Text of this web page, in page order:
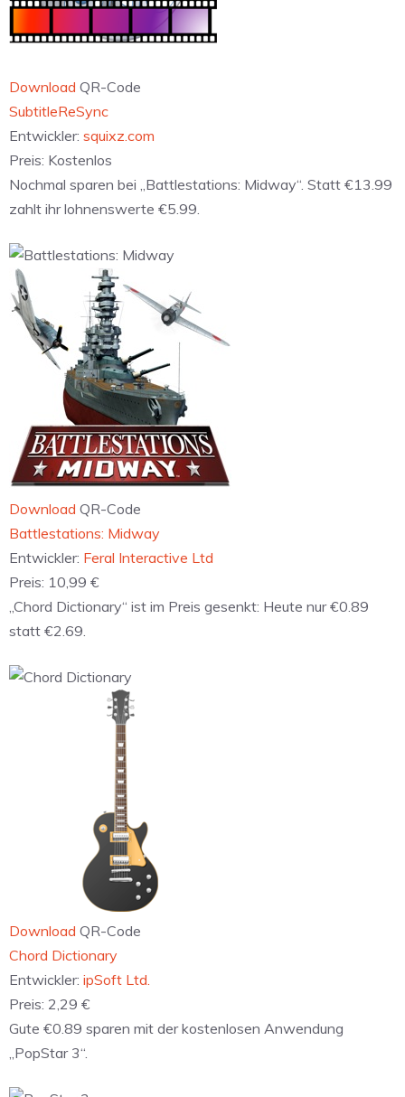
Download QR-Code
‎SubtitleReSync
Entwickler: squixz.com
Preis: Kostenlos
Nochmal sparen bei „Battlestations: Midway“. Statt €13.99
zahlt ihr lohnenswerte €5.99.
Download QR-Code
Battlestations: Midway
Entwickler: Feral Interactive Ltd
Preis: 10,99 €
„Chord Dictionary“ ist im Preis gesenkt: Heute nur €0.89
statt €2.69.
Download QR-Code
Chord Dictionary
Entwickler: ipSoft Ltd.
Preis: 2,29 €
Gute €0.89 sparen mit der kostenlosen Anwendung
„PopStar 3“.